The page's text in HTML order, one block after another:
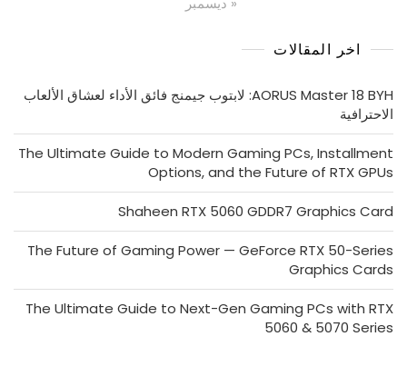
اخر المقالات
AORUS Master 18 BYH: لابتوب جيمنج فائق الأداء لعشاق الألعاب
الاحترافية
The Ultimate Guide to Modern Gaming PCs, Installment
Options, and the Future of RTX GPUs
Shaheen RTX 5060 GDDR7 Graphics Card
The Future of Gaming Power — GeForce RTX 50-Series
Graphics Cards
The Ultimate Guide to Next-Gen Gaming PCs with RTX
5060 & 5070 Series